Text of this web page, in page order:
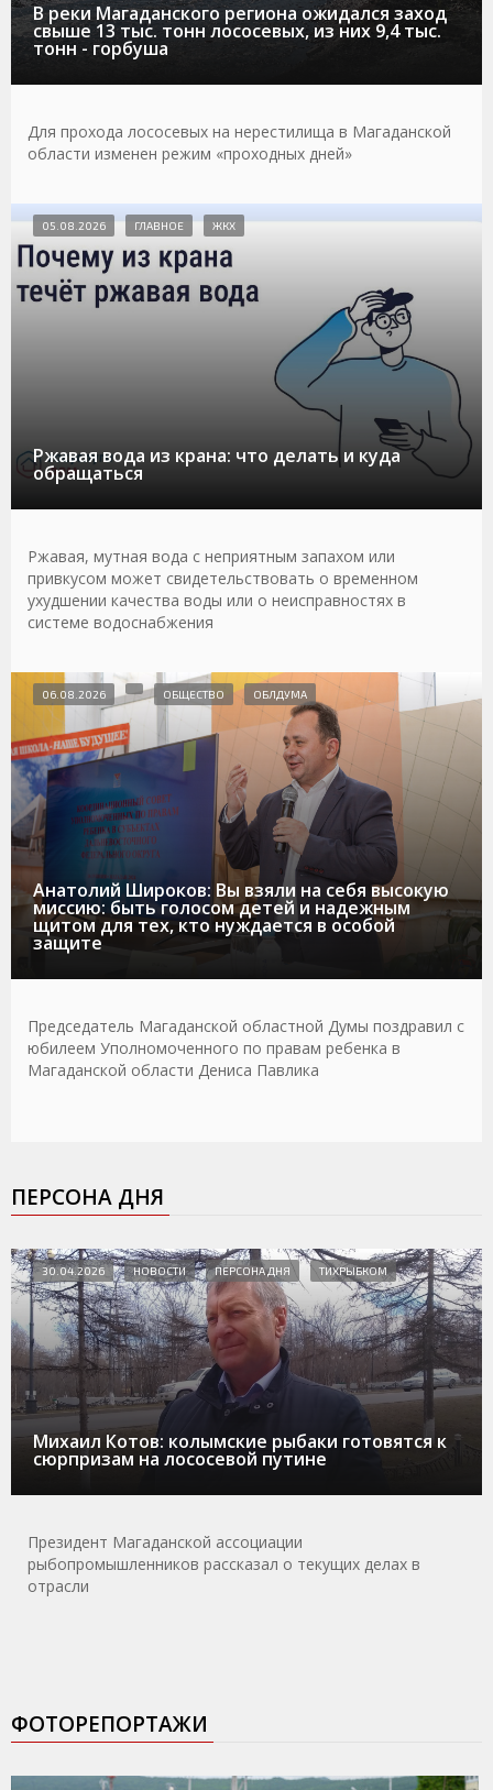
В реки Магаданского региона ожидался заход
свыше 13 тыс. тонн лососевых, из них 9,4 тыс.
тонн - горбуша
Для прохода лососевых на нерестилища в Магаданской
области изменен режим «проходных дней»
Ржавая вода из крана: что делать и куда
обращаться
05.08.2026 ГЛАВНОЕ ЖКХ
Ржавая, мутная вода с неприятным запахом или
привкусом может свидетельствовать о временном
ухудшении качества воды или о неисправностях в
системе водоснабжения
Анатолий Широков: Вы взяли на себя высокую
миссию: быть голосом детей и надежным
щитом для тех, кто нуждается в особой
защите
06.08.2026 ОБЩЕСТВО ОБЛДУМА
Председатель Магаданской областной Думы поздравил с
юбилеем Уполномоченного по правам ребенка в
Магаданской области Дениса Павлика
ПЕРСОНА ДНЯ
Михаил Котов: колымские рыбаки готовятся к
сюрпризам на лососевой путине
30.04.2026 НОВОСТИ ПЕРСОНА ДНЯ ТИХРЫБКОМ
Президент Магаданской ассоциации
рыбопромышленников рассказал о текущих делах в
отрасли
ФОТОРЕПОРТАЖИ